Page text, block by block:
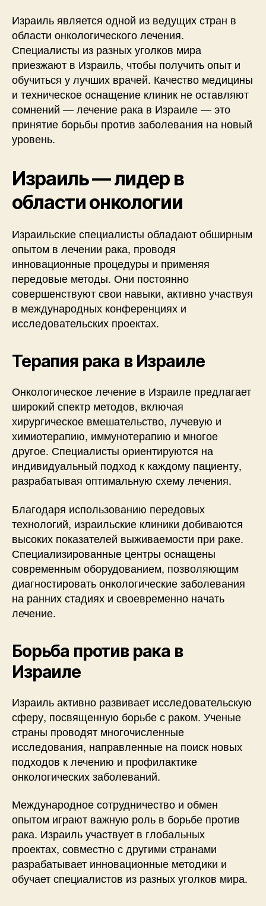
Израиль является одной из ведущих стран в
области онкологического лечения.
Специалисты из разных уголков мира
приезжают в Израиль, чтобы получить опыт и
обучиться у лучших врачей. Качество медицины
и техническое оснащение клиник не оставляют
сомнений — лечение рака в Израиле — это
принятие борьбы против заболевания на новый
уровень.
Израиль — лидер в
области онкологии
Израильские специалисты обладают обширным
опытом в лечении рака, проводя
инновационные процедуры и применяя
передовые методы. Они постоянно
совершенствуют свои навыки, активно участвуя
в международных конференциях и
исследовательских проектах.
Терапия рака в Израиле
Онкологическое лечение в Израиле предлагает
широкий спектр методов, включая
хирургическое вмешательство, лучевую и
химиотерапию, иммунотерапию и многое
другое. Специалисты ориентируются на
индивидуальный подход к каждому пациенту,
разрабатывая оптимальную схему лечения.
Благодаря использованию передовых
технологий, израильские клиники добиваются
высоких показателей выживаемости при раке.
Специализированные центры оснащены
современным оборудованием, позволяющим
диагностировать онкологические заболевания
на ранних стадиях и своевременно начать
лечение.
Борьба против рака в
Израиле
Израиль активно развивает исследовательскую
сферу, посвященную борьбе с раком. Ученые
страны проводят многочисленные
исследования, направленные на поиск новых
подходов к лечению и профилактике
онкологических заболеваний.
Международное сотрудничество и обмен
опытом играют важную роль в борьбе против
рака. Израиль участвует в глобальных
проектах, совместно с другими странами
разрабатывает инновационные методики и
обучает специалистов из разных уголков мира.